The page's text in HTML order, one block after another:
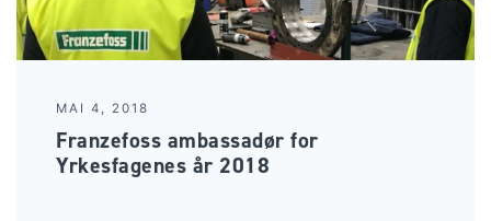
MAI 4, 2018
Franzefoss ambassadør for
Yrkesfagenes år 2018